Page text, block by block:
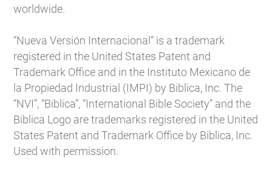
worldwide.
“Nueva Versión Internacional” is a trademark
registered in the United States Patent and
Trademark Office and in the Instituto Mexicano de
la Propiedad Industrial (IMPI) by Biblica, Inc. The
“NVI”, “Biblica”, “International Bible Society” and the
Biblica Logo are trademarks registered in the United
States Patent and Trademark Office by Biblica, Inc.
Used with permission.